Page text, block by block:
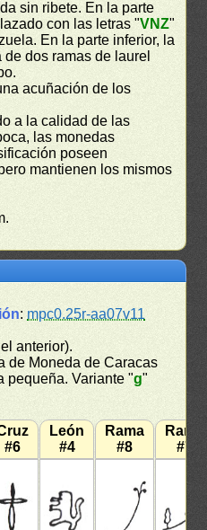
sin ribete. En la parte
con las letras "VNZ"
En la parte inferior, la
dos ramas de laurel
acuñación de los
a la calidad de las
las monedas
poseen
mantienen los mismos
: mpc0.25r-aa07v11
anterior).
de Moneda de Caracas
pequeña. Variante "g"
#6
León
#4
Rama
#8
Rama
#7